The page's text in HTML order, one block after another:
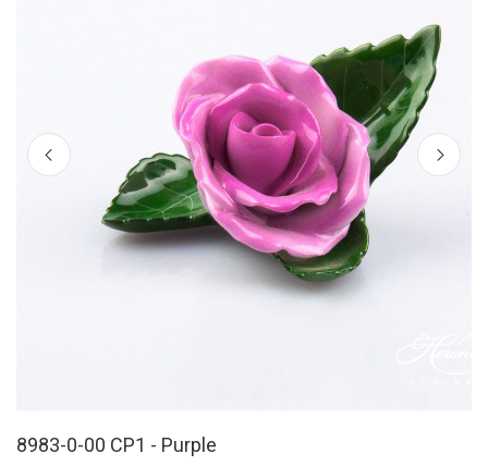
8983-0-00 CP1 - Purple